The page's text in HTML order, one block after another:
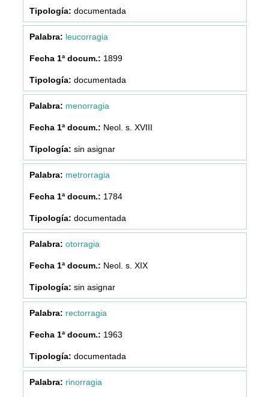
documentada
leucorragia
1899
documentada
menorragia
Neol. s. XVIII
sin asignar
metrorragia
1784
documentada
otorragia
Neol. s. XIX
sin asignar
rectorragia
1963
documentada
rinorragia